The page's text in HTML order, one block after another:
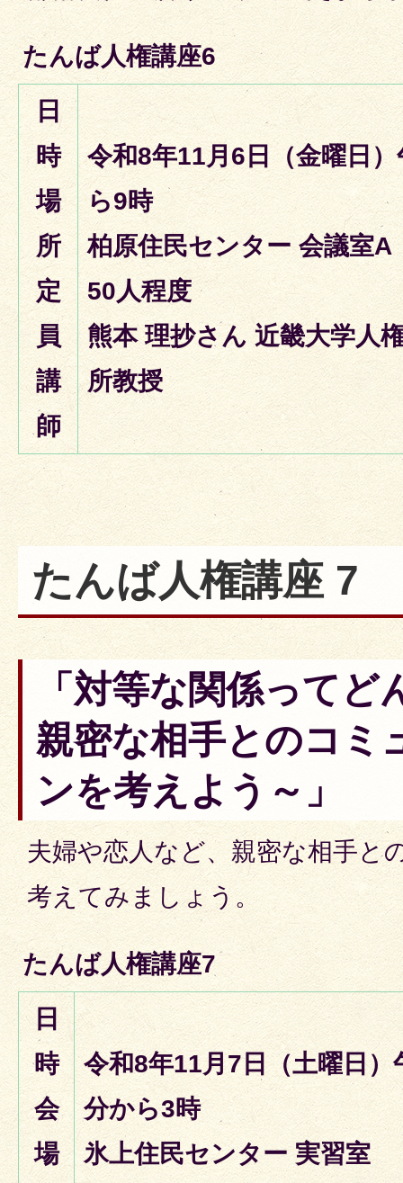
たんば人権講座6
日
時
場
所
定
員
講
師
令和8年11月6日（金曜日
ら9時
柏原住民センター 会議室A
50人程度
熊本 理抄さん 近畿大学人
所教授
たんば人権講座 7
「対等な関係ってど
親密な相手とのコミ
ンを考えよう～」
夫婦や恋人など、親密な相手と
考えてみましょう。
たんば人権講座7
日
時
会
場
令和8年11月7日（土曜日）
分から3時
氷上住民センター 実習室